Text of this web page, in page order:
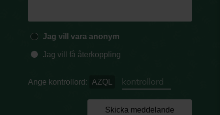
Jag vill vara anonym
Jag vill få återkoppling
Ange kontrollord: AZQL
Skicka meddelande